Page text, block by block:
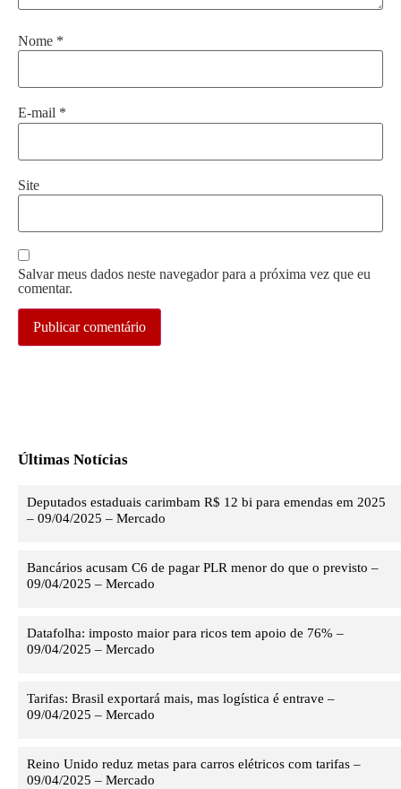
Nome *
E-mail *
Site
Salvar meus dados neste navegador para a próxima vez que eu
comentar.
Últimas Notícias
Deputados estaduais carimbam R$ 12 bi para emendas em 2025
– 09/04/2025 – Mercado
Bancários acusam C6 de pagar PLR menor do que o previsto –
09/04/2025 – Mercado
Datafolha: imposto maior para ricos tem apoio de 76% –
09/04/2025 – Mercado
Tarifas: Brasil exportará mais, mas logística é entrave –
09/04/2025 – Mercado
Reino Unido reduz metas para carros elétricos com tarifas –
09/04/2025 – Mercado